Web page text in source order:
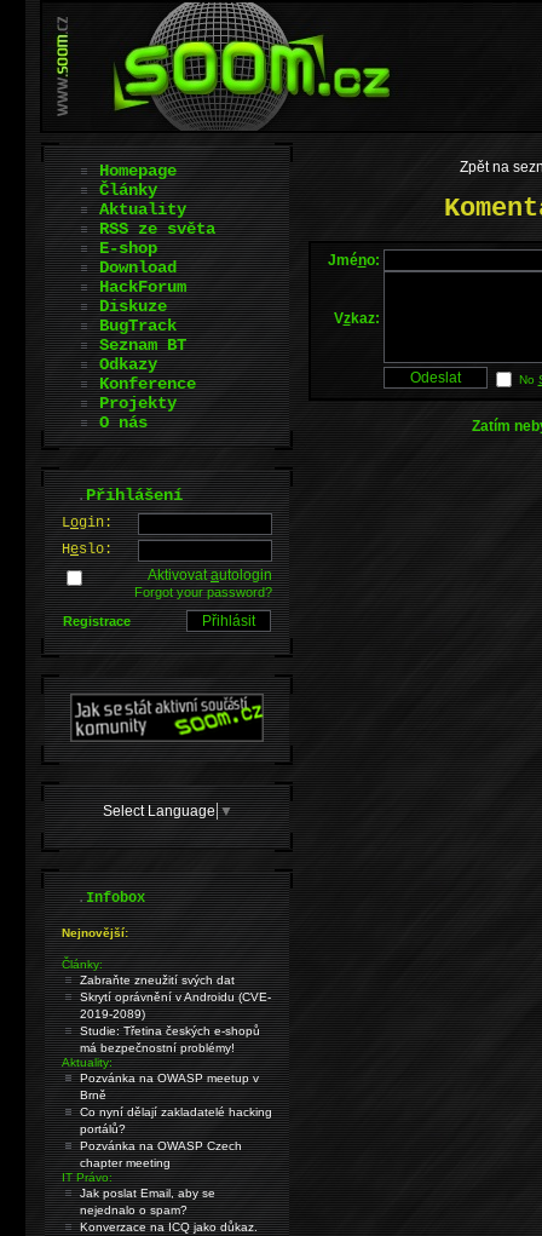
Zpět na
Jméno:
Vzkaz:
No
Zatím
Homepage
Články
Aktuality
RSS ze světa
E-shop
Download
HackForum
Diskuze
BugTrack
Seznam BT
Odkazy
Konference
Projekty
O nás
.Přihlášení
Login:
Heslo:
Aktivovatautologin
Forgot your password?
Registrace
Select Language ▼
.Infobox
Nejnovější:
Články:
Zabraňte zneužití svých dat
Skrytí oprávnění v Androidu (CVE-
2019-2089)
Studie: Třetina českých e-shopů
má bezpečnostní problémy!
Aktuality:
Pozvánka na OWASP meetup v
Brně
Co nyní dělají zakladatelé hacking
portálů?
Pozvánka na OWASP Czech
chapter meeting
IT Právo:
Jak poslat Email, aby se
nejednalo o spam?
Konverzace na ICQ jako důkaz.